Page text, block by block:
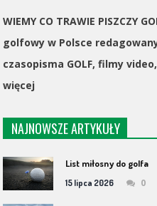
WIEMY CO TRAWIE PISZCZY
golfowy w Polsce
czasopisma GOLF, filmy
więcej
NAJNOWSZE ARTYKUŁY
List miłosny do golfa
15 lipca 2026 0